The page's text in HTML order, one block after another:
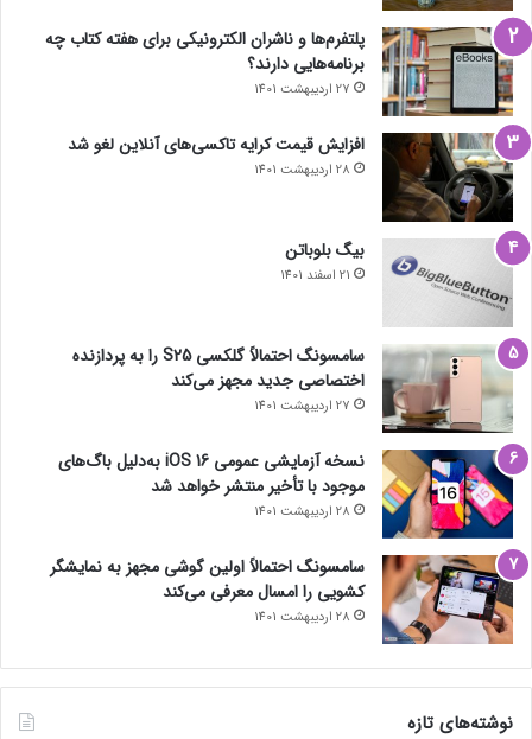
پلتفرم‌ها و ناشران الکترونیکی برای هفته کتاب چه
برنامه‌هایی دارند؟
27 اردیبهشت 1401
افزایش قیمت کرایه تاکسی‌های آنلاین لغو شد
28 اردیبهشت 1401
بیگ بلوباتن
21 اسفند 1401
سامسونگ احتمالاً گلکسی S25 را به پردازنده
اختصاصی جدید مجهز می‌کند
27 اردیبهشت 1401
نسخه آزمایشی عمومی iOS 16 به‌دلیل باگ‌های
موجود با تأخیر منتشر خواهد شد
28 اردیبهشت 1401
سامسونگ احتمالاً اولین گوشی مجهز به نمایشگر
کشویی را امسال معرفی می‌کند
28 اردیبهشت 1401
نوشته‌های تازه